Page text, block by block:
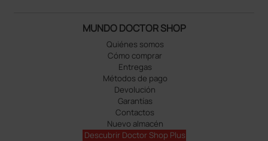
MUNDO DOCTOR SHOP
Quiénes somos
Cómo comprar
Entregas
Métodos de pago
Devolución
Garantías
Contactos
Nuevo almacén
Descubrir Doctor Shop Plus